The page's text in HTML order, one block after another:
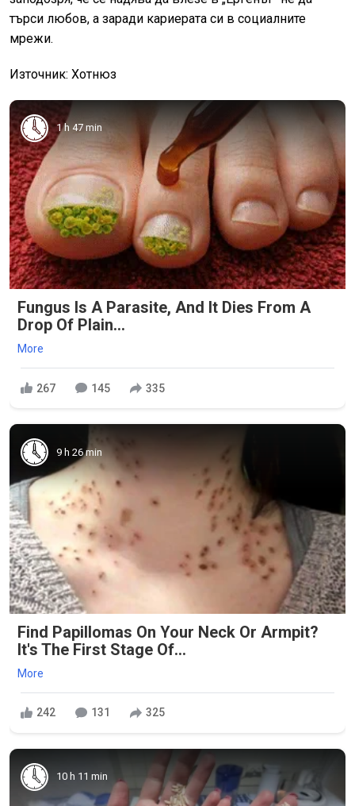
търси любов, а заради кариерата си в социалните
мрежи.
Източник: Хотнюз
1 h 47 min
Fungus Is A Parasite, And It Dies From A
Drop Of Plain...
More
267 145 335
9 h 26 min
Find Papillomas On Your Neck Or Armpit?
It's The First Stage Of...
More
242 131 325
10 h 11 min